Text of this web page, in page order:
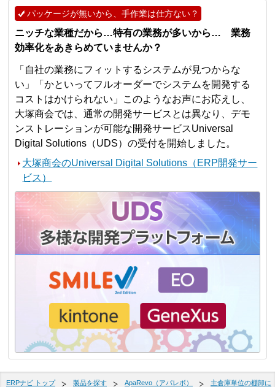
パッケージが無いから、手作業は仕方ない？
ニッチな業種だから…特有の業務が多いから… 業務
効率化をあきらめていませんか？
「自社の業務にフィットするシステムが見つからな
い」「かといってフルオーダーでシステムを開発する
コストはかけられない」このようなお声にお応えし、
大塚商会では、通常の開発サービスとは異なり、デモ
ンストレーションが可能な開発サービスUniversal
Digital Solutions（UDS）の受付を開始しました。
大塚商会のUniversal Digital Solutions（ERP開発サー
ビス）
ERPナビ トップ 製品を探す ApaRevo（アパレボ）
主倉庫単位の棚卸に